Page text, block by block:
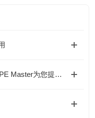
3T3 NRU细胞光毒性实验怎么做？PE Master为您提供合规替代方案